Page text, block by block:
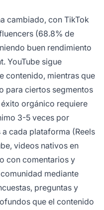
cambiado, con TikTok
(68.8% de
buen rendimiento
YouTube sigue
contenido, mientras que
para ciertos segmentos
orgánico requiere
3-5 veces por
cada plataforma (Reels
videos nativos en
con comentarios y
mediante
preguntas y
que el contenido